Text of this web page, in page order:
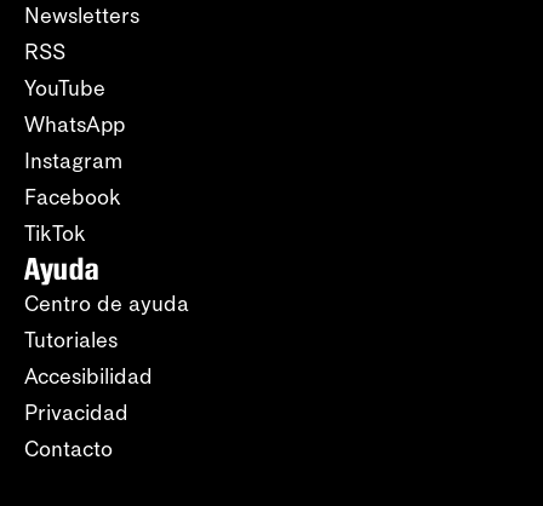
Newsletters
RSS
YouTube
WhatsApp
Instagram
Facebook
TikTok
Ayuda
Centro de ayuda
Tutoriales
Accesibilidad
Privacidad
Contacto